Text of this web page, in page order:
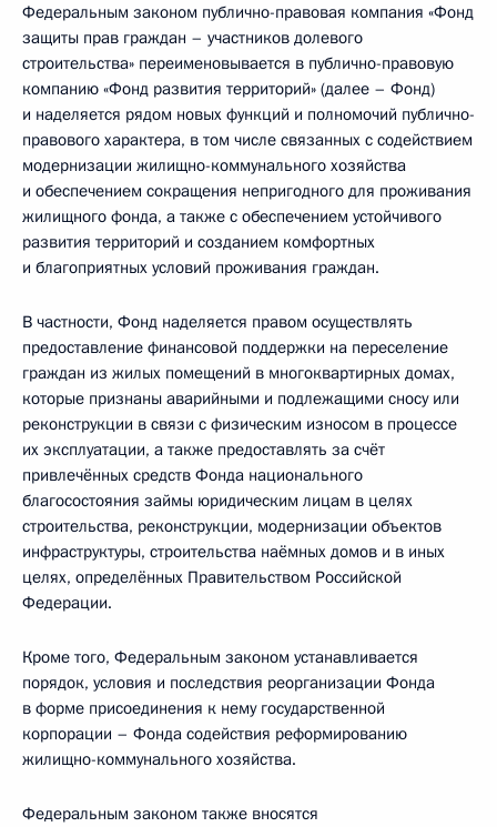
Федеральным законом публично-правовая компания «Фонд
защиты прав граждан – участников долевого
строительства» переименовывается в публично-правовую
компанию «Фонд развития территорий» (далее – Фонд)
и наделяется рядом новых функций и полномочий публично-
правового характера, в том числе связанных с содействием
модернизации жилищно-коммунального хозяйства
и обеспечением сокращения непригодного для проживания
жилищного фонда, а также с обеспечением устойчивого
развития территорий и созданием комфортных
и благоприятных условий проживания граждан.
В частности, Фонд наделяется правом осуществлять
предоставление финансовой поддержки на переселение
граждан из жилых помещений в многоквартирных домах,
которые признаны аварийными и подлежащими сносу или
реконструкции в связи с физическим износом в процессе
их эксплуатации, а также предоставлять за счёт
привлечённых средств Фонда национального
благосостояния займы юридическим лицам в целях
строительства, реконструкции, модернизации объектов
инфраструктуры, строительства наёмных домов и в иных
целях, определённых Правительством Российской
Федерации.
Кроме того, Федеральным законом устанавливается
порядок, условия и последствия реорганизации Фонда
в форме присоединения к нему государственной
корпорации – Фонда содействия реформированию
жилищно-коммунального хозяйства.
Федеральным законом также вносятся